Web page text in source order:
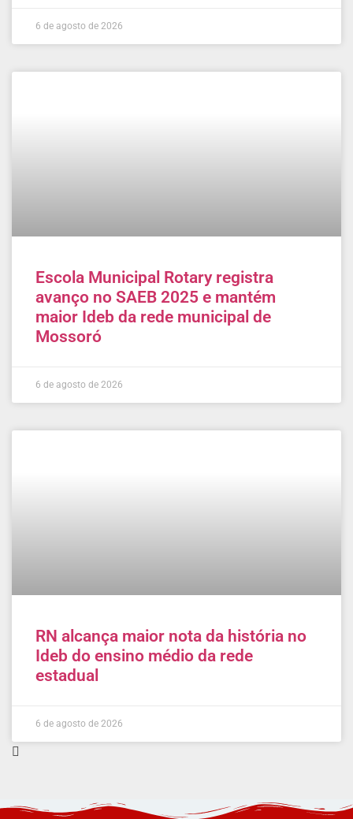
6 de agosto de 2026
Escola Municipal Rotary registra
avanço no SAEB 2025 e mantém
maior Ideb da rede municipal de
Mossoró
6 de agosto de 2026
RN alcança maior nota da história no
Ideb do ensino médio da rede
estadual
6 de agosto de 2026